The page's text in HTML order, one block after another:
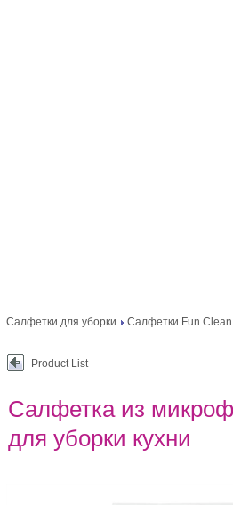
Салфетки для уборки Салфетки Fun
Product List
Салфетка из
для уборки кухни